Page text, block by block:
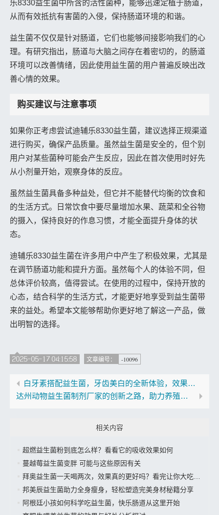
乐8330益生菌中所含的活性菌种，能够迅速定植于肠道，
从而有效抵抗有害菌的入侵，保持肠道环境的和谐。
益生菌不仅仅是针对肠道，它们也能够间接影响我们的心
理。有研究指出，肠道与大脑之间存在着密切的，的肠道
环境可以改善情绪，因此使用益生菌的用户普遍反映出改
善心情的效果。
购买建议与注意事项
如果你正考虑尝试迪辅乐8330益生菌，建议选择正规渠道
进行购买，确保产品质量。虽然益生菌是安全的，但个别
用户对某些菌种可能会产生反应，因此在首次使用时好先
从小剂量开始，观察身体的反应。
虽然益生菌具备多种益处，但它并不能替代均衡的饮食和
的生活方式。日常饮食中要尽量增加水果、蔬菜和全谷物
的摄入，保持良好的作息习惯，才能全面提升身体的状
态。
迪辅乐8330益生菌在许多用户中产生了积极效果，尤其是
在调节肠道功能和提升方面。虽然每个人的体验不同，但
总体评价较高，值得尝试。在使用的过程中，保持开放的
心态，结合科学的生活方式，才能更好地享受到益生菌带
来的益处。希望本文能够帮助你更好地了解这一产品，做
出明智的选择。
2025-05-17 04:15:58 文章编号： -10096
白牙素搭配益生菌，牙齿美白的全新体验，效果究竟如何？
达州动物益生菌制剂厂家的创新之路，助力养殖业全面提升
相关内容
超燃益生菌粉到底怎么样？看看它的吸收效果如何
蔓越莓益生菌变胖 可能与这些原因有关
拜奥益生菌一天喝两次，效果真的更好吗？看完让你大吃一惊
邦美辰益生菌助力全身瘦身，轻松塑造完美身材秘籍分享
阿根廷小孩如何科学吃益生菌，快乐肠道从这里开始